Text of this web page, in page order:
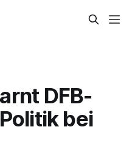
DFB-
bei